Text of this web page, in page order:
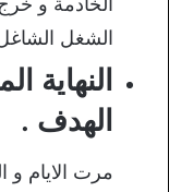
الشغل الشاغل
النهاية
الهدف .
مرت الايام و